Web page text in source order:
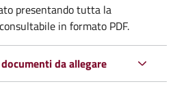
presentando tutta la
in formato PDF.
da allegare